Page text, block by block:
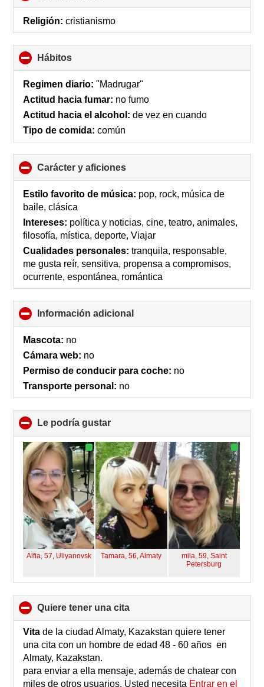
to
collapse
Religión: cristianismo
Hábitos
to
collapse
Regimen diario: "Madrugar"
Actitud hacia fumar: no fumo
Actitud hacia el alcohol: de vez en cuando
Tipo de comida: común
Carácter y aficiones
to
collapse
Estilo favorito de música: pop, rock, música de
baile, clásica
Intereses: política y noticias, cine, teatro, animales,
filosofía, mística, deporte, Viajar
Cualidades personales: tranquila, responsable,
me gusta reír, sensitiva, propensa a compromisos,
ocurrente, espontánea, romántica
Información adicional
to
Mascota: no
Cámara web: no
Permiso de conducir para coche: no
Transporte personal: no
Le podría gustar
to
collapse
contents
Alfia, 57, Uliyanovsk Tamara, 56,Almaty mila, 59, Saint
Petersburg
quiere tener una cita
to
collapse
contents
Vita de la ciudad Almaty, Kazakstan quiere tener
una cita con un hombre de edad 48 - 60 años en
Almaty, Kazakstan.
para enviar a ella mensaje, además de chatear con
miles de otros usuarios, Usted necesita Entrar en el